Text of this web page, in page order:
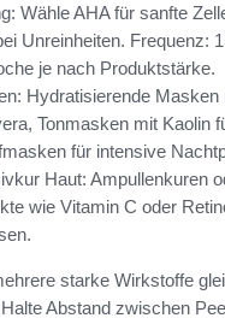
Wähle AHA für sanfte
Unreinheiten. Frequenz:
je nach Produktstärke.
Hydratisierende Masken
Tonmasken mit Kaolin
für intensive
Haut: Ampullenkuren
wie Vitamin C oder
starke Wirkstoffe
Abstand zwischen